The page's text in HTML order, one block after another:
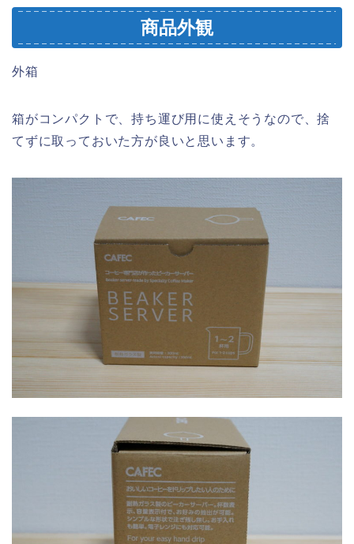
商品外観
外箱
箱がコンパクトで、持ち運び用に使えそうなので、捨
てずに取っておいた方が良いと思います。